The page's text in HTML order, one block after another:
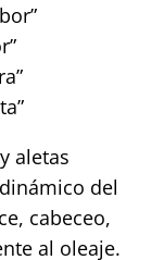
aletas
del
cabeceo,
al oleaje.